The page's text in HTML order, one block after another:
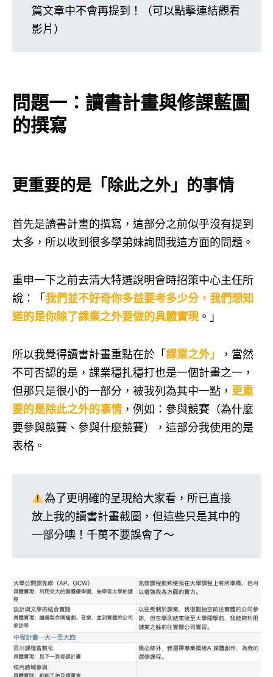
篇文章中不會再提到！（可以點擊連結觀看
影片）
問題一：讀書計畫與修課藍圖
的撰寫
更重要的是「除此之外」的事情
首先是讀書計畫的撰寫，這部分之前似乎沒有提到
太多，所以收到很多學弟妹詢問我這方面的問題。
重申一下之前去清大特選說明會時招策中心主任所
說：「我們並不好奇你多益要考多少分，我們想知
道的是你除了課業之外要做的具體實現。」
所以我覺得讀書計畫重點在於「課業之外」
，當然
不可否認的是，課業穩扎穩打也是一個計畫之一，
但那只是很小的一部分，被我列為其中一點， 更重
要的是除此之外的事情 ，例如：參與競賽（為什麼
要參與競賽、參與什麼競賽），這部分我使用的是
表格。
為了更明確的呈現給大家看，所已直接
放上我的讀書計畫截圖，但這些只是其中的
一部分噢！千萬不要誤會了～